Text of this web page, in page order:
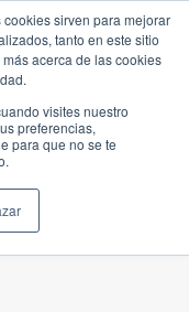
sirven para mejorar
tanto en este sitio
acerca de las cookies
visites nuestro
preferencias,
para que no se te